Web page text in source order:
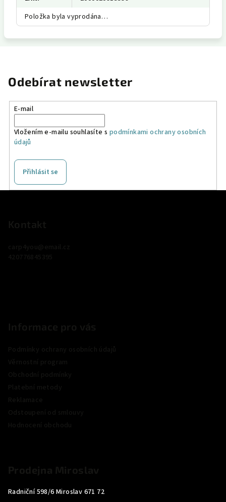
Položka byla vyprodána…
Odebírat newsletter
E-mail
Vložením e-mailu souhlasíte s podmínkami ochrany osobních
údajů
Přihlásit se
Radniční 598/6 Miroslav 671 72